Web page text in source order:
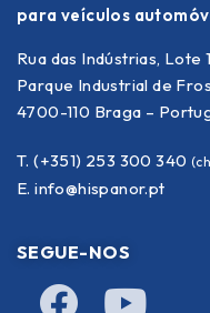
para veículos
Rua das Indústrias, Lote
Parque Industrial de
4700-110 Braga –
T. (+351) 253 300 340
E. info@hispanor.pt
SEGUE-NOS